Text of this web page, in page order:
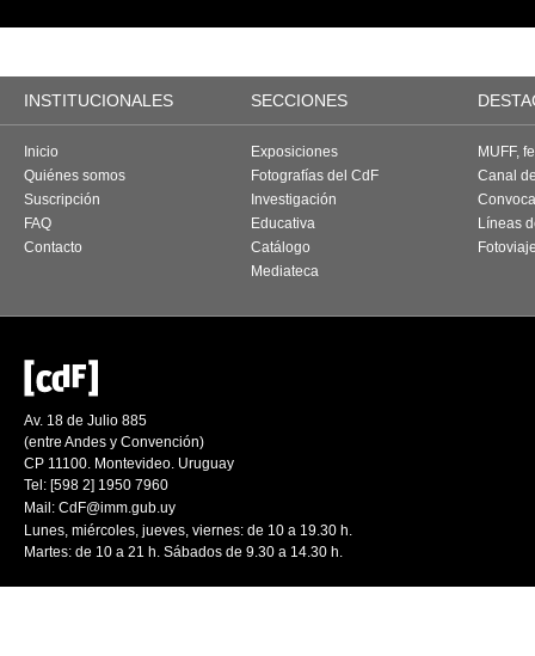
INSTITUCIONALES SECCIONES
Inicio
Quiénes somos
Suscripción
FAQ
Contacto
Exposiciones
Fotografías del CdF
Investigación
Educativa
Catálogo
Mediateca
MUFF,
Canal
Líneas
Av. 18 de Julio 885
(entre Andes y Convención)
CP 11100. Montevideo. Uruguay
Tel: [598 2] 1950 7960
Mail: CdF@imm.gub.uy
Lunes, miércoles, jueves, viernes: de 10 a 19.30 h.
Martes: de 10 a 21 h. Sábados de 9.30 a 14.30 h.